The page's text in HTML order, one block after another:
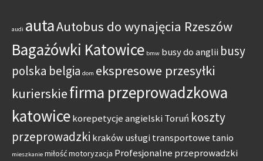
audi autaAutobus do wynajęcia Rzeszów
Bagażówki Katowice bmw busy do anglii busy
polska belgia dom ekspresowe przesyłki
kurierskiefirma przeprowadzkowa
katowicekorepetycje angielski Toruń koszty
przeprowadzki kraków usługi transportowe tanio
mieszkanie miłośćmotoryzacja Profesjonalne przeprowadzki